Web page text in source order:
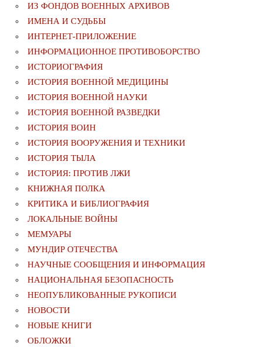
ИЗ ФОНДОВ ВОЕННЫХ АРХИВОВ
ИМЕНА И СУДЬБЫ
ИНТЕРНЕТ-ПРИЛОЖЕНИЕ
ИНФОРМАЦИОННОЕ ПРОТИВОБОРСТВО
ИСТОРИОГРАФИЯ
ИСТОРИЯ ВОЕННОЙ МЕДИЦИНЫ
ИСТОРИЯ ВОЕННОЙ НАУКИ
ИСТОРИЯ ВОЕННОЙ РАЗВЕДКИ
ИСТОРИЯ ВОИН
ИСТОРИЯ ВООРУЖЕНИЯ И ТЕХНИКИ
ИСТОРИЯ ТЫЛА
ИСТОРИЯ: ПРОТИВ ЛЖИ
КНИЖНАЯ ПОЛКА
КРИТИКА И БИБЛИОГРАФИЯ
ЛОКАЛЬНЫЕ ВОЙНЫ
МЕМУАРЫ
МУНДИР ОТЕЧЕСТВА
НАУЧНЫЕ СООБЩЕНИЯ И ИНФОРМАЦИЯ
НАЦИОНАЛЬНАЯ БЕЗОПАСНОСТЬ
НЕОПУБЛИКОВАННЫЕ РУКОПИСИ
НОВОСТИ
НОВЫЕ КНИГИ
ОБЛОЖКИ